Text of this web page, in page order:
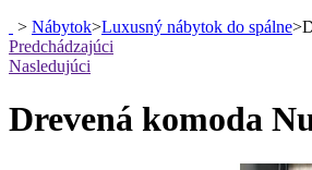
> Nábytok>Luxusný nábytok do spálne>
Predchádzajúci
Nasledujúci
Drevená komoda